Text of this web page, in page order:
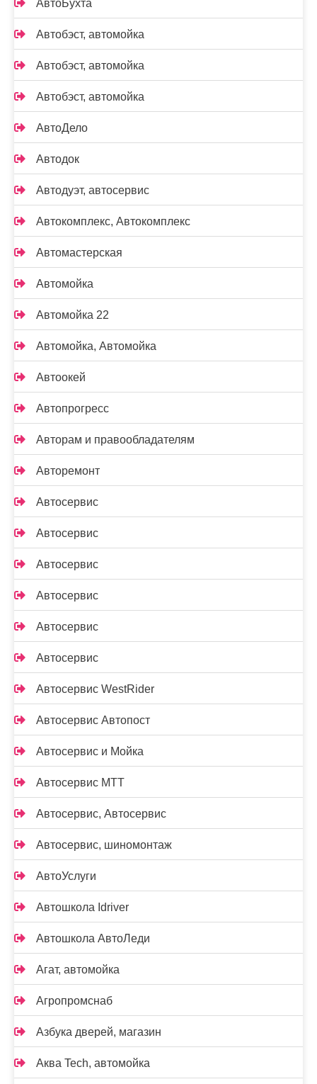
АвтоБухта
Автобэст, автомойка
Автобэст, автомойка
Автобэст, автомойка
АвтоДело
Автодок
Автодуэт, автосервис
Автокомплекс, Автокомплекс
Автомастерская
Автомойка
Автомойка 22
Автомойка, Автомойка
Автоокей
Автопрогресс
Авторам и правообладателям
Авторемонт
Автосервис
Автосервис
Автосервис
Автосервис
Автосервис
Автосервис
Автосервис WestRider
Автосервис Автопост
Автосервис и Мойка
Автосервис МТТ
Автосервис, Автосервис
Автосервис, шиномонтаж
АвтоУслуги
Автошкола Idriver
Автошкола АвтоЛеди
Агат, автомойка
Агропромснаб
Азбука дверей, магазин
Аква Tech, автомойка